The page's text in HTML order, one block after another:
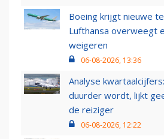
Boeing krijgt nieuwe
Lufthansa overweegt
weigeren
06-08-2026, 13:36
Analyse
duurder wordt, lijkt
de reiziger
06-08-2026, 12:22